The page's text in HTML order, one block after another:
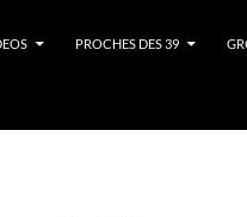
PROCHES DES 39